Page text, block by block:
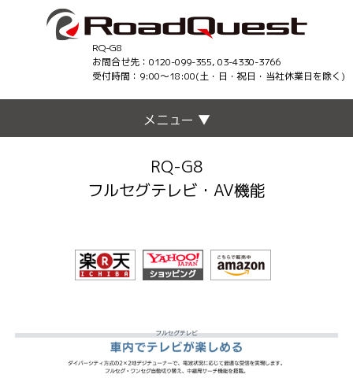
RQ-G8
お問合せ先：0120-099-355, 03-4330-3766
受付時間：9:00〜18:00(土・日・祝日・当社休業日を除く)
メニュー ▼
RQ-G8
フルセグテレビ・AV機能